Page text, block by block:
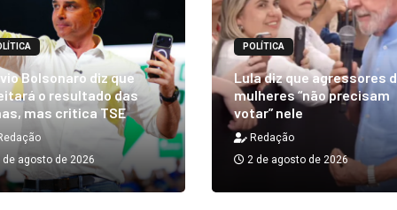
Bolsonaro diz que
o resultado das
mas critica TSE
de agosto de 2026
POLÍTICA
Lula diz que agressores
mulheres “não precisam
votar” nele
Redação
2 de agosto de 2026